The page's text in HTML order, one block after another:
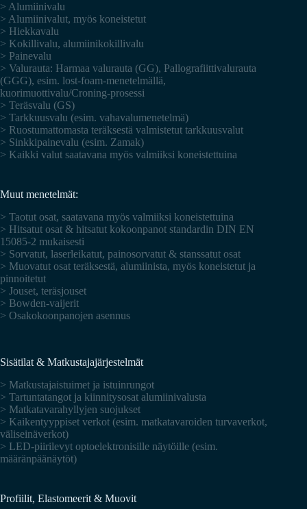
> Alumiinivalu
> Alumiinivalut, myös koneistetut
> Hiekkavalu
> Kokillivalu, alumiinikokillivalu
> Painevalu
> Valurauta: Harmaa valurauta (GG), Pallografiittivalurauta
(GGG), esim. lost-foam-menetelmällä,
kuorimuottivalu/Croning-prosessi
> Teräsvalu (GS)
> Tarkkuusvalu (esim. vahavalumenetelmä)
> Ruostumattomasta teräksestä valmistetut tarkkuusvalut
> Sinkkipainevalu (esim. Zamak)
> Kaikki valut saatavana myös valmiiksi koneistettuina
Muut menetelmät:
> Taotut osat, saatavana myös valmiiksi koneistettuina
> Hitsatut osat & hitsatut kokoonpanot standardin DIN EN
15085-2 mukaisesti
> Sorvatut, laserleikatut, painosorvatut & stanssatut osat
> Muovatut osat teräksestä, alumiinista, myös koneistetut ja
pinnoitetut
> Jouset, teräsjouset
> Bowden-vaijerit
> Osakokoonpanojen asennus
Sisätilat & Matkustajajärjestelmät
> Matkustajaistuimet ja istuinrungot
> Tartuntatangot ja kiinnitysosat alumiinivalusta
> Matkatavarahyllyjen suojukset
> Kaikentyyppiset verkot (esim. matkatavaroiden turvaverkot,
väliseinäverkot)
> LED-piirilevyt optoelektronisille näytöille (esim.
määränpäänäytöt)
Profiilit, Elastomeerit & Muovit